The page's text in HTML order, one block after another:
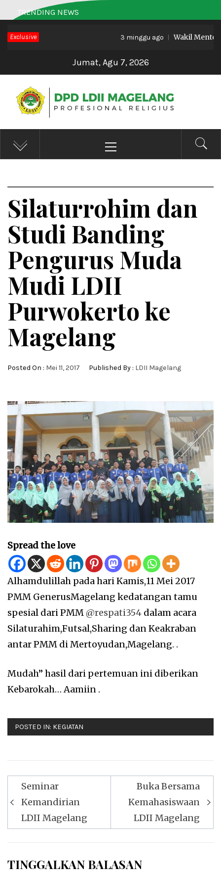
to
content
TRENDING NEWS
Exclusive 3 minggu ago Wakil Menteri
Jumat, Agu 7, 2026
DPD LDII MAGELANG
Profesional Religius
Menu
Silaturrohim dan
Studi Banding
Pengurus Muda
Mudi LDII
Purwokerto ke
Magelang
Posted On : Mei 11, 2017 Published By : LDII Magelang
Spread the love
Alhamdulillah pada hari Kamis,11 Mei 2017
PMM GenerusMagelang kedatangan tamu
spesial dari PMM @respati354 dalam acara
Silaturahim,Futsal,Sharing dan Keakraban
antar PMM di Mertoyudan,Magelang. .
Mudah” hasil dari pertemuan ini diberikan
Kebarokah… Aamiin .
POSTED IN: KEGIATAN
Navigasi
pos
Seminar
Kemandirian
LDII Magelang
Buka Bersama
Kemahasiswaan
LDII Magelang
TINGGALKAN BALASAN